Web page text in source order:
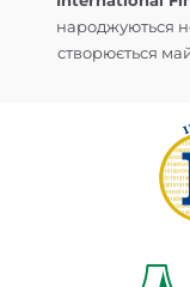
народжуються
створюється